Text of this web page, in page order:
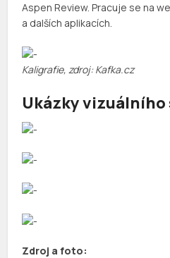
Aspen Review. Pracuje se na
a dalších aplikacích.
Kaligrafie, zdroj: Kafka.cz
Ukázky
Zdroj a foto: